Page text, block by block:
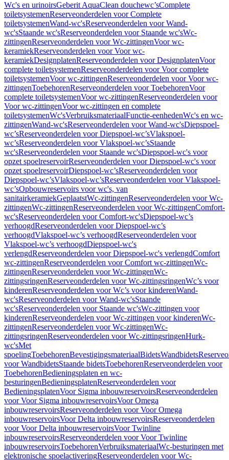
Wc's en urinoirsGeberit AquaClean douchewc’sComplete
toiletsystemenReserveonderdelen voor Complete
toiletsystemenWand-wc'sReserveonderdelen voor Wand-
wc'sStaande wc'sReserveonderdelen voor Staande wc'sWc-
zittingenReserveonderdelen voor Wc-zittingenVoor wc-
keramiekReserveonderdelen voor Voor wc-
keramiekDesignplatenReserveonderdelen voor DesignplatenVoor
complete toiletsystemenReserveonderdelen voor Voor complete
toiletsystemenVoor wc-zittingenReserveonderdelen voor Voor wc-
zittingenToebehorenReserveonderdelen voor ToebehorenVoor
complete toiletsystemenVoor wc-zittingenReserveonderdelen voor
Voor wc-zittingenVoor wc-zittingen en complete
toiletsystemenWc'sVerbruiksmateriaalFunctie-eenhedenWc's en wc-
zittingenWand-wc'sReserveonderdelen voor Wand-wc'sDiepspoel-
wc’sReserveonderdelen voor Diepspoel-wc’sVlakspoel-
wc’sReserveonderdelen voor Vlakspoel-wc’sStaande
wc'sReserveonderdelen voor Staande wc'sDiepspoel-wc's voor
opzet spoelreservoirReserveonderdelen voor Diepspoel-wc's voor
opzet spoelreservoirDiepspoel-wc’sReserveonderdelen voor
Diepspoel-wc’sVlakspoel-wc’sReserveonderdelen voor Vlakspoel-
wc’sOpbouwreservoirs voor wc's, van
sanitairkeramiekGeplaatstWc-zittingenReserveonderdelen voor Wc-
zittingenWc-zittingenReserveonderdelen voor Wc-zittingenComfort-
wc'sReserveonderdelen voor Comfort-wc'sDiepspoel-wc’s
verhoogdReserveonderdelen voor Diepspoel-wc’s
verhoogdVlakspoel-wc’s verhoogdReserveonderdelen voor
Vlakspoel-wc’s verhoogdDiepspoel-wc's
verlengdReserveonderdelen voor Diepspoel-wc's verlengdComfort
wc-zittingenReserveonderdelen voor Comfort wc-zittingenWc-
zittingenReserveonderdelen voor Wc-zittingenWc-
zittingsringenReserveonderdelen voor Wc-zittingsringenWc’s voor
kinderenReserveonderdelen voor Wc’s voor kinderenWand-
wc'sReserveonderdelen voor Wand-wc'sStaande
wc'sReserveonderdelen voor Staande wc'sWc-zittingen voor
kinderenReserveonderdelen voor Wc-zittingen voor kinderenWc-
zittingenReserveonderdelen voor Wc-zittingenWc-
zittingsringenReserveonderdelen voor Wc-zittingsringenHurk-
wc'sMet
spoelingToebehorenBevestigingsmateriaalBidetsWandbidets
voor WandbidetsStaande bidetsToebehorenReserveonderdelen voor
ToebehorenBedieningsplaten en wc-
besturingenBedieningsplatenReserveonderdelen voor
BedieningsplatenVoor Sigma inbouwreservoirsReserveonderdelen
voor Voor Sigma inbouwreservoirsVoor Omega
inbouwreservoirsReserveonderdelen voor Voor Omega
inbouwreservoirsVoor Delta inbouwreservoirsReserveonderdelen
voor Voor Delta inbouwreservoirsVoor Twinline
inbouwreservoirsReserveonderdelen voor Voor Twinline
inbouwreservoirsToebehorenVerbruiksmateriaalWc-besturingen met
elektronische spoelactiveringReserveonderdelen voor Wc-